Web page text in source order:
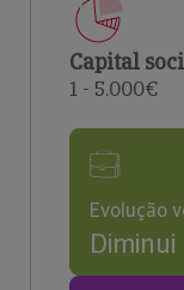
Capital
1 - 5.000€
Evolução
Diminui